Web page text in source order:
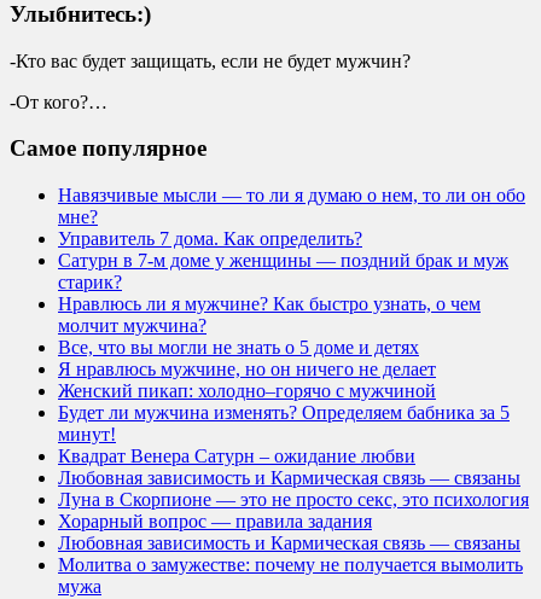
Улыбнитесь:)
-Кто вас будет защищать, если не будет мужчин?
-От кого?…
Самое популярное
Навязчивые мысли — то ли я думаю о нем, то ли он обо
мне?
Управитель 7 дома. Как определить?
Сатурн в 7-м доме у женщины — поздний брак и муж
старик?
Нравлюсь ли я мужчине? Как быстро узнать, о чем
молчит мужчина?
Все, что вы могли не знать о 5 доме и детях
Я нравлюсь мужчине, но он ничего не делает
Женский пикап: холодно–горячо с мужчиной
Будет ли мужчина изменять? Определяем бабника за 5
минут!
Квадрат Венера Сатурн – ожидание любви
Любовная зависимость и Кармическая связь — связаны
Луна в Скорпионе — это не просто секс, это психология
Хорарный вопрос — правила задания
Любовная зависимость и Кармическая связь — связаны
Молитва о замужестве: почему не получается вымолить
мужа